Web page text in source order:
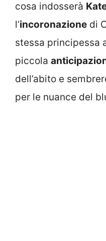
cosa indosserà
l’incoronazione di
stessa principessa
piccola
dell’abito e
per le nuance del